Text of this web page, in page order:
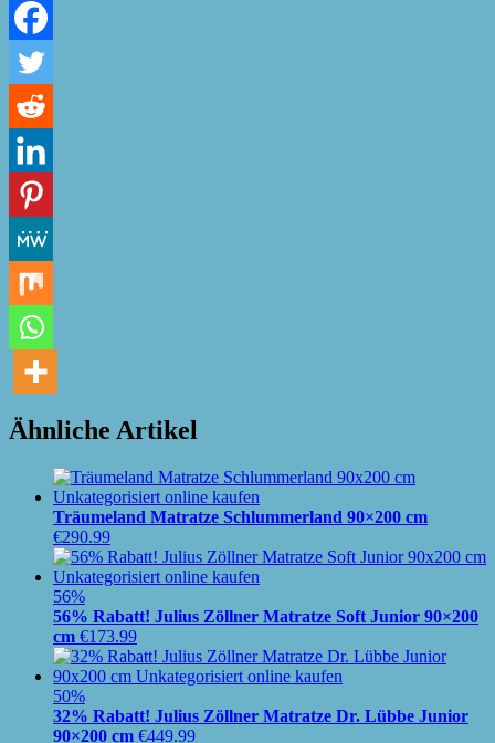
Ähnliche Artikel
Träumeland Matratze Schlummerland 90×200 cm
€290.99
56%
56% Rabatt! Julius Zöllner Matratze Soft Junior 90×200
cm €173.99
50%
32% Rabatt! Julius Zöllner Matratze Dr. Lübbe Junior
90×200 cm €449.99